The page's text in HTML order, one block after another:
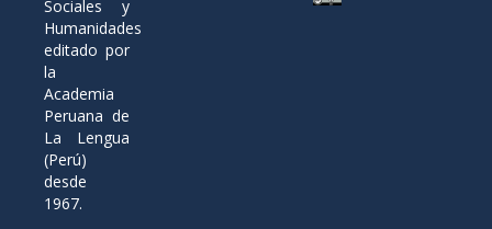
Sociales y
Humanidades
editado por
la
Academia
Peruana de
La Lengua
(Perú)
desde
1967.